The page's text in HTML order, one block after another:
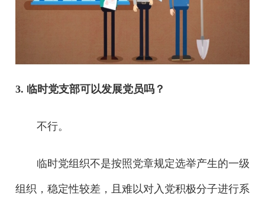
3. 临时党支部可以发展党员吗？
不行。
临时党组织不是按照党章规定选举产生的一级
组织，稳定性较差，且难以对入党积极分子进行系